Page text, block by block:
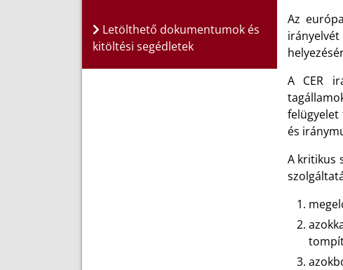
Letölthető dokumentumok és
kitöltési segédletek
Az
A CER
felügyelet
és
A kritikus